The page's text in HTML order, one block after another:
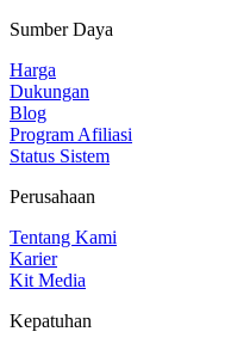
Sumber Daya
Harga
Dukungan
Blog
Program Afiliasi
Status Sistem
Perusahaan
Tentang Kami
Karier
Kit Media
Kepatuhan